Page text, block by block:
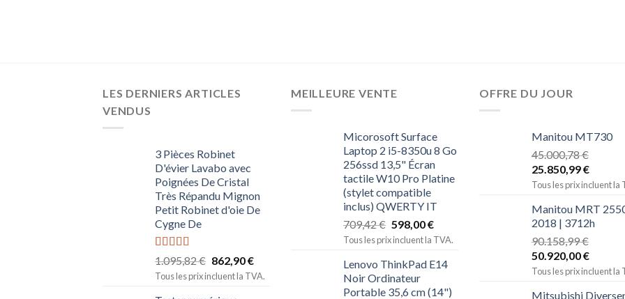
LES DERNIERS ARTICLES
VENDUS
3 Pièces Robinet
D'évier Lavabo avec
Poignées De Cristal
Très Répandu Mignon
Petit Robinet d'oie De
Cygne De
Note5.00
1.095,82€ 862,90€
Tous les prix incluent la TVA.
MEILLEURE VENTE
Micorosoft Surface
Laptop 2 i5-8350u 8 Go
256ssd 13,5" Écran
tactile W10 Pro Platine
(stylet compatible
inclus) QWERTY IT
709,42€ 598,00€
Tous les prix incluent la TVA.
Lenovo ThinkPad E14
Noir Ordinateur
Portable 35,6 cm (14")
OFFRE DU JOUR
Manitou MT730
45.000,78€
25.850,99€
Tous les prix incluent la
Manitou MRT
2018 | 3712h
90.158,99€
50.920,00€
Tous les prix incluent la
Mitsubishi